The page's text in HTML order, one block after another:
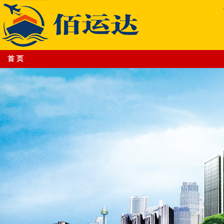
专业的跨境电商物流平台供应商
首 页